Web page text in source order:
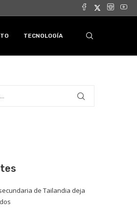
TECNOLOGÍA
de Tailandia deja